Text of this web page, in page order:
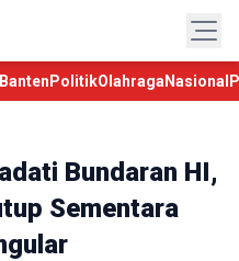
PolitikOlahraga Nasional
Bundaran HI,
Sementara